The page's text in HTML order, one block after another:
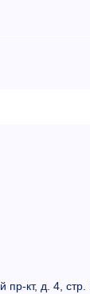
пр-кт, д. 4, стр.